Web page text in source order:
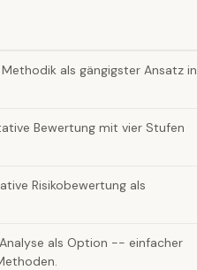
als gängigster Ansatz in
Bewertung mit vier Stufen
Risikobewertung als
als Option -- einfacher